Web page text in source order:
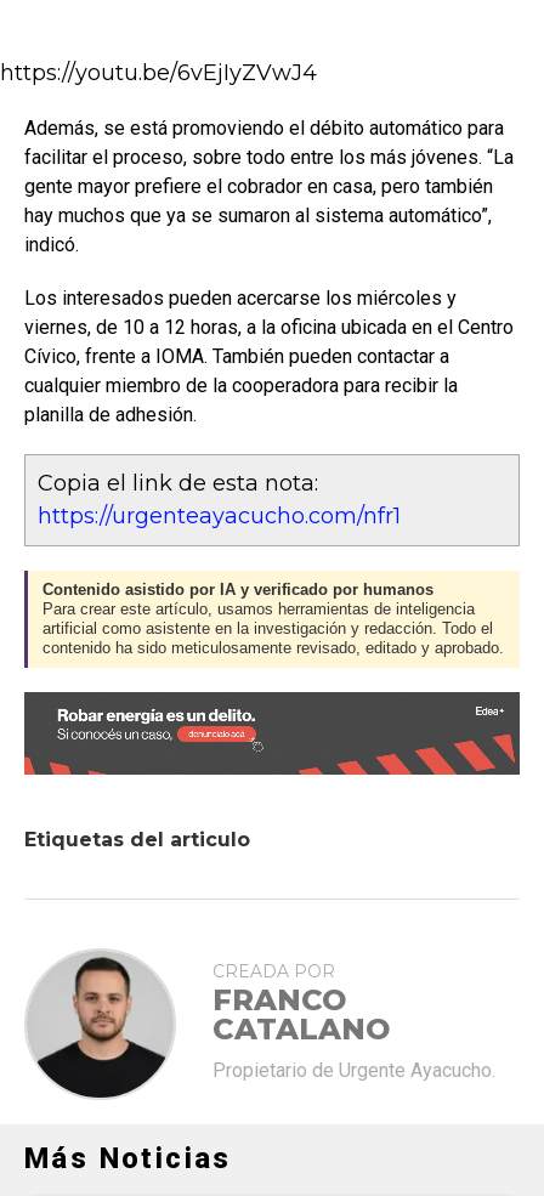
https://youtu.be/6vEjIyZVwJ4
Además, se está promoviendo el débito automático para
facilitar el proceso, sobre todo entre los más jóvenes. “La
gente mayor prefiere el cobrador en casa, pero también
hay muchos que ya se sumaron al sistema automático”,
indicó.
Los interesados pueden acercarse los miércoles y
viernes, de 10 a 12 horas, a la oficina ubicada en el Centro
Cívico, frente a IOMA. También pueden contactar a
cualquier miembro de la cooperadora para recibir la
planilla de adhesión.
Copia el link de esta nota:
https://urgenteayacucho.com/nfr1
Contenido asistido por IA y verificado por humanos
Para crear este artículo, usamos herramientas de inteligencia
artificial como asistente en la investigación y redacción. Todo el
contenido ha sido meticulosamente revisado, editado y aprobado.
Etiquetas del articulo
CREADA POR
FRANCO
CATALANO
Propietario de Urgente Ayacucho.
Más Noticias